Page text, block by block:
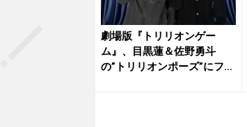
劇場版『トリリオンゲー
ム』、目黒蓮＆佐野勇斗
の”トリリオンポーズ”にファ